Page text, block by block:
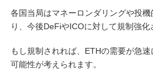
各国当局はマネーロンダリングや投
り、今後DeFiやICOに対して規制強化
もし規制されれば、ETHの需要が急
可能性が考えられます。